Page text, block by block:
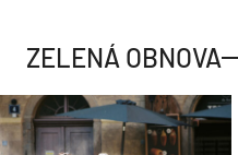
ZELENÁ OBNOVA